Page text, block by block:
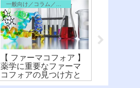
【 ファーマコフォア 】
薬学に重要なファーマ
コフォアの見つけ方と
化学構造式をわかりや